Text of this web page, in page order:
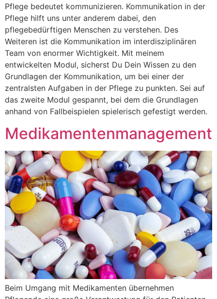
Pflege bedeutet kommunizieren. Kommunikation in der
Pflege hilft uns unter anderem dabei, den
pflegebedürftigen Menschen zu verstehen. Des
Weiteren ist die Kommunikation im interdisziplinären
Team von enormer Wichtigkeit. Mit meinem
entwickelten Modul, sicherst Du Dein Wissen zu den
Grundlagen der Kommunikation, um bei einer der
zentralsten Aufgaben in der Pflege zu punkten. Sei auf
das zweite Modul gespannt, bei dem die Grundlagen
anhand von Fallbeispielen spielerisch gefestigt werden.
Medikamentenmanagement
Beim Umgang mit Medikamenten übernehmen